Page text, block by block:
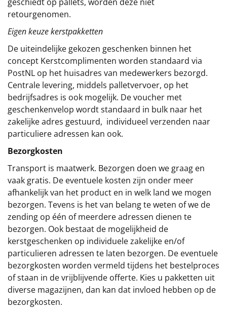
retourgenomen.
Eigen keuze kerstpakketten
De uiteindelijke gekozen geschenken binnen het
concept Kerstcomplimenten worden standaard via
PostNL op het huisadres van medewerkers bezorgd.
Centrale levering, middels palletvervoer, op het
bedrijfsadres is ook mogelijk. De voucher met
geschenkenvelop wordt standaard in bulk naar het
zakelijke adres gestuurd, individueel verzenden naar
particuliere adressen kan ook.
Bezorgkosten
Transport is maatwerk. Bezorgen doen we graag en
vaak gratis. De eventuele kosten zijn onder meer
afhankelijk van het product en in welk land we mogen
bezorgen. Tevens is het van belang te weten of we de
zending op één of meerdere adressen dienen te
bezorgen. Ook bestaat de mogelijkheid de
kerstgeschenken op individuele zakelijke en/of
particulieren adressen te laten bezorgen. De eventuele
bezorgkosten worden vermeld tijdens het bestelproces
of staan in de vrijblijvende offerte. Kies u pakketten uit
diverse magazijnen, dan kan dat invloed hebben op de
bezorgkosten.